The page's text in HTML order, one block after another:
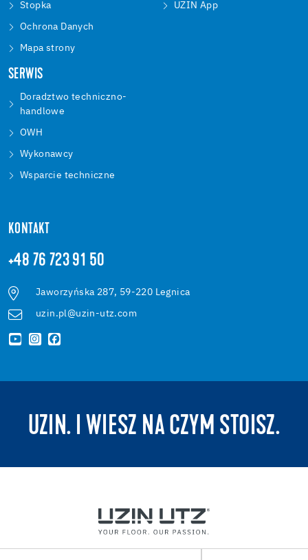
Stopka
Ochrona Danych
Mapa strony
UZIN App
SERWIS
Doradztwo techniczno-
handlowe
OWH
Wykonawcy
Wsparcie techniczne
KONTAKT
+48 76 723 91 50
Jaworzyńska 287, 59-220 Legnica
uzin.pl@uzin-utz.com
UZIN. I WIESZ NA CZYM STOISZ.